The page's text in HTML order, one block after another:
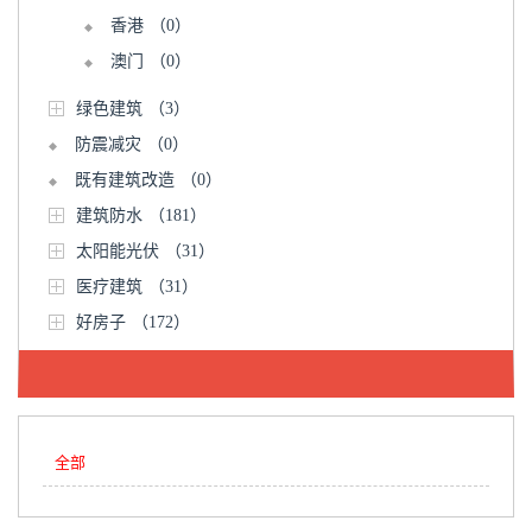
香港
（0）
澳门
（0）
绿色建筑
（3）
防震减灾
（0）
既有建筑改造
（0）
建筑防水
（181）
太阳能光伏
（31）
医疗建筑
（31）
好房子
（172）
全部